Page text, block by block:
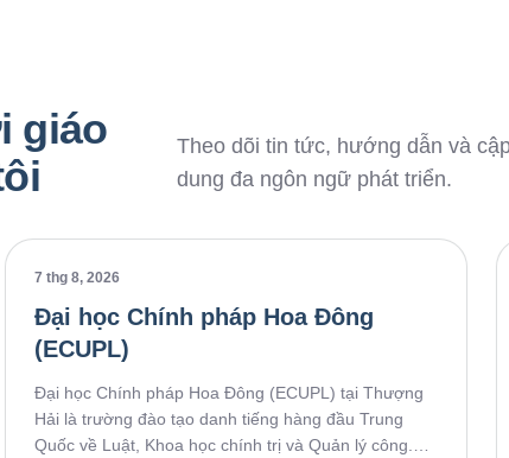
giáo
Theo dõi tin tức, hướng dẫn và
dung đa ngôn ngữ phát triển.
7 thg 8, 2026
Đại học Chính pháp Hoa Đông
(ECUPL)
Đại học Chính pháp Hoa Đông (ECUPL) tại Thượng
Hải là trường đào tạo danh tiếng hàng đầu Trung
Quốc về Luật, Khoa học chính trị và Quản lý công.